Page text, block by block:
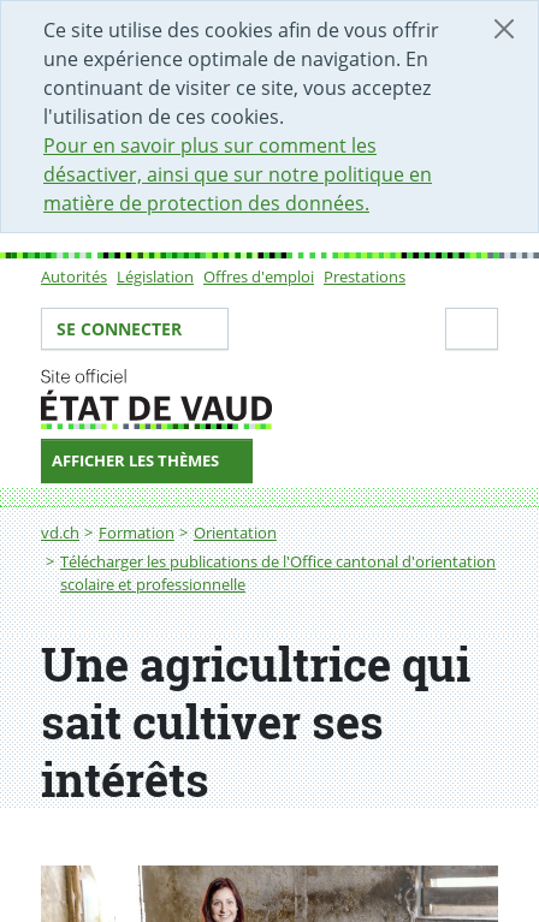
Ce site utilise des cookies afin de vous offrir
une expérience optimale de navigation. En
continuant de visiter ce site, vous acceptez
l'utilisation de ces cookies.
Pour en savoir plus sur comment les
désactiver, ainsi que sur notre politique en
matière de protection des données.
DÉBUT DU CONTENU DE LA PAGE
ACCÈS AU CHAMP DE RECHERCHE
PAGE D'ACCUEIL
FORMULAIRE DE CONTACT
Sous-navigation
Autorités Législation Offres d'emploi Prestations
Votre identité
SE CONNECTER
AFFICHER LES THÈMES
Fil d'Ariane
vd.ch Formation
Orientation
Télécharger les publications de l'Office cantonal d'orientation
scolaire et professionnelle
Une agricultrice qui
sait cultiver ses
intérêts